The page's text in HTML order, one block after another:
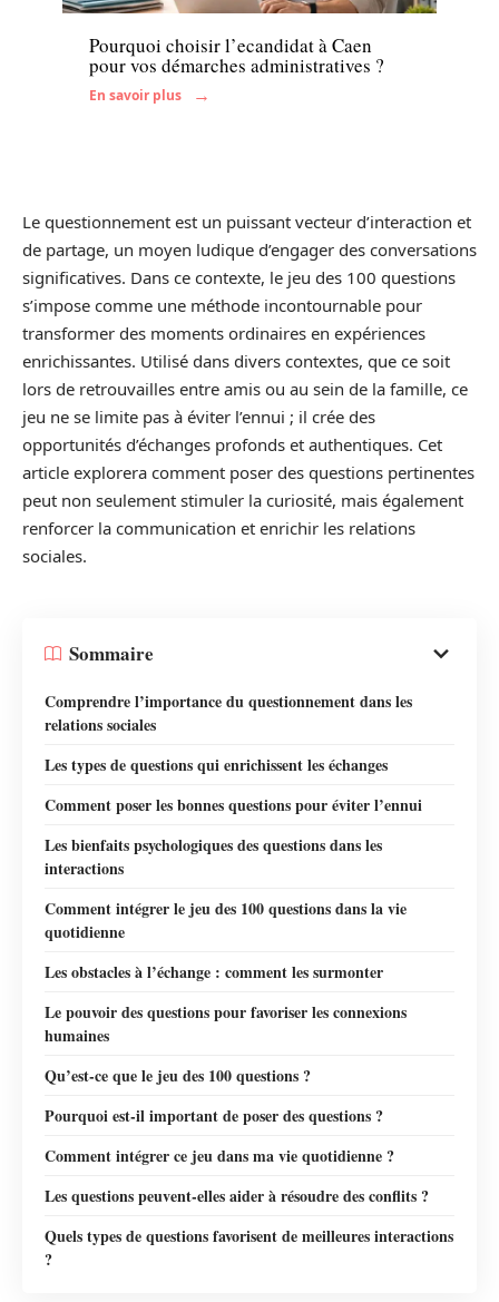
Pourquoi choisir l’ecandidat à Caen
pour vos démarches administratives ?
En savoir plus
Le questionnement est un puissant vecteur d’interaction et
de partage, un moyen ludique d’engager des conversations
significatives. Dans ce contexte, le jeu des 100 questions
s’impose comme une méthode incontournable pour
transformer des moments ordinaires en expériences
enrichissantes. Utilisé dans divers contextes, que ce soit
lors de retrouvailles entre amis ou au sein de la famille, ce
jeu ne se limite pas à éviter l’ennui ; il crée des
opportunités d’échanges profonds et authentiques. Cet
article explorera comment poser des questions pertinentes
peut non seulement stimuler la curiosité, mais également
renforcer la communication et enrichir les relations
sociales.
Sommaire
Comprendre l’importance du questionnement dans les
relations sociales
Les types de questions qui enrichissent les échanges
Comment poser les bonnes questions pour éviter l’ennui
Les bienfaits psychologiques des questions dans les
interactions
Comment intégrer le jeu des 100 questions dans la vie
quotidienne
Les obstacles à l’échange : comment les surmonter
Le pouvoir des questions pour favoriser les connexions
humaines
Qu’est-ce que le jeu des 100 questions ?
Pourquoi est-il important de poser des questions ?
Comment intégrer ce jeu dans ma vie quotidienne ?
Les questions peuvent-elles aider à résoudre des conflits ?
Quels types de questions favorisent de meilleures interactions
?